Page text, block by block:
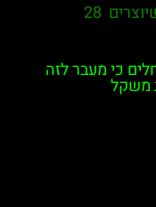
באריזה יש 112 גחלים משולשים שיוצרים 28
4 חבילות גחלים כי מעבר לזה
משקל